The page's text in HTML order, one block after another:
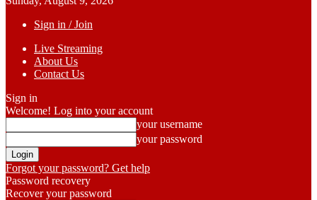
Sign in / Join
Live Streaming
About Us
Contact Us
Sign in
Welcome! Log into your account
your username
your password
Forgot your password? Get help
Password recovery
Recover your password